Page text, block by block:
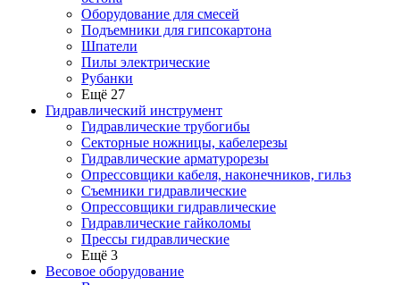
Оборудование для смесей
Подъемники для гипсокартона
Шпатели
Пилы электрические
Рубанки
Ещё 27
Гидравлический инструмент
Гидравлические трубогибы
Секторные ножницы, кабелерезы
Гидравлические арматурорезы
Опрессовщики кабеля, наконечников, гильз
Съемники гидравлические
Опрессовщики гидравлические
Гидравлические гайколомы
Прессы гидравлические
Ещё 3
Весовое оборудование